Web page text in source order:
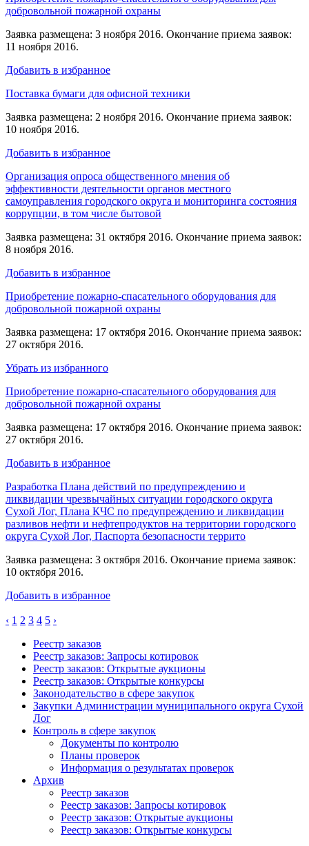
добровольной пожарной охраны
Заявка размещена: 3 ноября 2016. Окончание приема заявок:
11 ноября 2016.
Добавить в избранное
Поставка бумаги для офисной техники
Заявка размещена: 2 ноября 2016. Окончание приема заявок:
10 ноября 2016.
Добавить в избранное
Организация опроса общественного мнения об
эффективности деятельности органов местного
самоуправления городского округа и мониторинга состояния
коррупции, в том числе бытовой
Заявка размещена: 31 октября 2016. Окончание приема заявок:
8 ноября 2016.
Добавить в избранное
Приобретение пожарно-спасательного оборудования для
добровольной пожарной охраны
Заявка размещена: 17 октября 2016. Окончание приема заявок:
27 октября 2016.
Убрать из избранного
Приобретение пожарно-спасательного оборудования для
добровольной пожарной охраны
Заявка размещена: 17 октября 2016. Окончание приема заявок:
27 октября 2016.
Добавить в избранное
Разработка Плана действий по предупреждению и
ликвидации чрезвычайных ситуации городского округа
Сухой Лог, Плана КЧС по предупреждению и ликвидации
разливов нефти и нефтепродуктов на территории городского
округа Сухой Лог, Паспорта безопасности террито
Заявка размещена: 3 октября 2016. Окончание приема заявок:
10 октября 2016.
Добавить в избранное
‹ 1 2 3 4 5 ›
Реестр заказов
Реестр заказов: Запросы котировок
Реестр заказов: Открытые аукционы
Реестр заказов: Открытые конкурсы
Законодательство в сфере закупок
Закупки Администрации муниципального округа Сухой
Лог
Контроль в сфере закупок
Документы по контролю
Планы проверок
Информация о результатах проверок
Архив
Реестр заказов
Реестр заказов: Запросы котировок
Реестр заказов: Открытые аукционы
Реестр заказов: Открытые конкурсы